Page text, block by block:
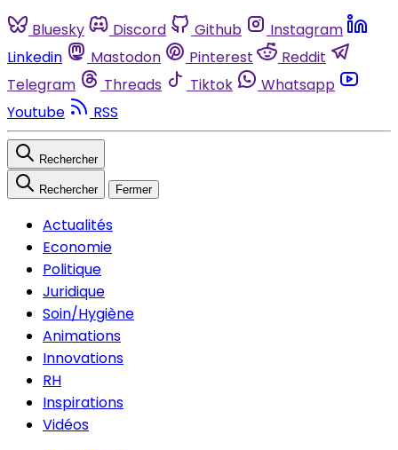
Bluesky Discord Github
Instagram
Linkedin
Mastodon Pinterest
Reddit
Telegram
Threads Tiktok
Whatsapp
Youtube
RSS
Rechercher
Rechercher Fermer
Actualités
Economie
Politique
Juridique
Soin/Hygiène
Animations
Innovations
RH
Inspirations
Vidéos